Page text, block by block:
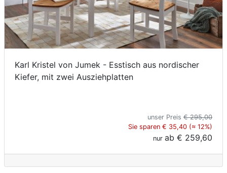
Karl Kristel von Jumek - Esstisch aus nordischer
Kiefer, mit zwei Ausziehplatten
unser Preis € 295,00
Sie sparen € 35,40 (≈ 12%)
nur ab € 259,60